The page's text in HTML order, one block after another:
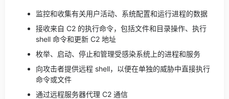
监控和收集有关用户活动、系统配置和运行进程的数据
接收来自 C2 的执行命令，包括文件和目录操作、执行
shell 命令和更新 C2 地址
枚举、启动、停止和管理受感染系统上的进程和服务
向攻击者提供远程 shell，以便在单独的威胁中直接执行
命令或文件
通过远程服务器代理 C2 通信